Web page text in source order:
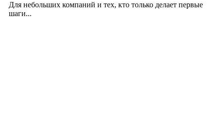
Для небольших компаний и тех, кто только делает первые
шаги...